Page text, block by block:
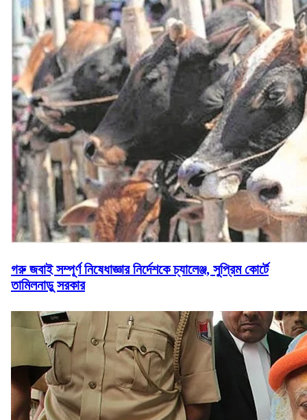
গরু জবাই সম্পূর্ণ নিষেধাজ্ঞার নির্দেশকে চ্যালেঞ্জ, সুপ্রিম কোর্টে
তামিলনাড়ু সরকার